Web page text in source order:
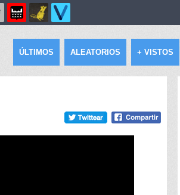
ÚLTIMOS ALEATORIOS + VISTOS